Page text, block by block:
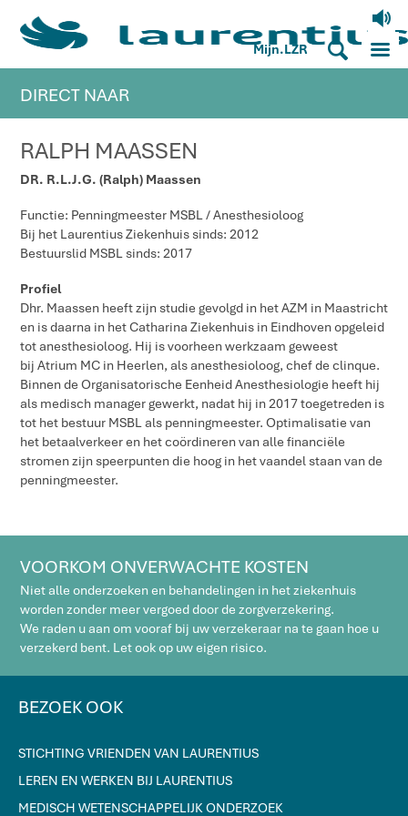
V
Mijn.LZR S M
DIRECT NAAR
RALPH MAASSEN
DR. R.L.J.G. (Ralph) Maassen
Functie: Penningmeester MSBL / Anesthesioloog
Bij het Laurentius Ziekenhuis sinds: 2012
Bestuurslid MSBL sinds: 2017
Profiel
Dhr. Maassen heeft zijn studie gevolgd in het AZM in Maastricht
en is daarna in het Catharina Ziekenhuis in Eindhoven opgeleid
tot anesthesioloog. Hij is voorheen werkzaam geweest
bij Atrium MC in Heerlen, als anesthesioloog, chef de clinque.
Binnen de Organisatorische Eenheid Anesthesiologie heeft hij
als medisch manager gewerkt, nadat hij in 2017 toegetreden is
tot het bestuur MSBL als penningmeester. Optimalisatie van
het betaalverkeer en het coördineren van alle financiële
stromen zijn speerpunten die hoog in het vaandel staan van de
penningmeester.
VOORKOM ONVERWACHTE KOSTEN
Niet alle onderzoeken en behandelingen in het ziekenhuis
worden zonder meer vergoed door de zorgverzekering.
We raden u aan om vooraf bij uw verzekeraar na te gaan hoe u
verzekerd bent. Let ook op uw eigen risico.
BEZOEK OOK
STICHTING VRIENDEN VAN LAURENTIUS
LEREN EN WERKEN BIJ LAURENTIUS
MEDISCH WETENSCHAPPELIJK ONDERZOEK